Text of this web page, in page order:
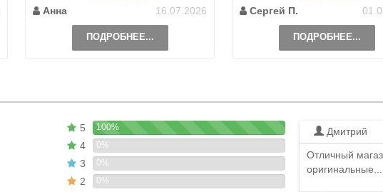
Анна
16.07.2026
ПОДРОБНЕЕ...
Сергей П.
ПОДРОБНЕЕ...
5 100%
4 0%
3 0%
2 0%
Дмитрий
Отличный
оригинальные...